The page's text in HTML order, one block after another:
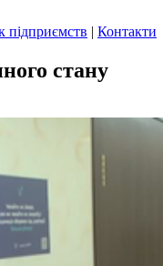
підприємств | Контакти
стану